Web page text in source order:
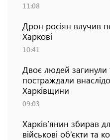
11:08
Дрон росіян влучив
Харкові
10:41
Двоє людей загинули
постраждали
Харківщини
09:03
Харків’янин збирав
військові об’єкти та